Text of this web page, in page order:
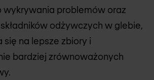
wykrywania problemów oraz
odżywczych w glebie,
się na lepsze zbiory i
bardziej zrównoważonych